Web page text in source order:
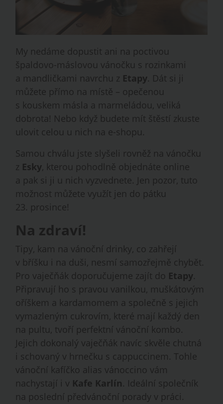
My nedáme dopustit ani na poctivou
špaldovo-máslovou vánočku s rozinkami
a mandličkami navrchu z Etapy. Dát si ji
můžete přímo na místě – opečenou
s kouskem másla a marmeládou, veliká
dobrota! Nebo když budete mít štěstí zkuste
ulovit celou u nich na e-shopu.
Samou chválu jste slyšeli rovněž na vánočku
z Esky, kterou pohodlně objednáte online
a pak si ji u nich vyzvednete. Jen pozor, tuto
možnost můžete využít jen do pátku
23. prosince!
Na zdraví!
Tipy, kam na vánoční drinky, co zahřejí
v bříšku i na duši, nesmí samozřejmě chybět.
Pro vaječňák doporučujeme zajít do Etapy.
Připravují ho s pravou vanilkou, muškátovým
oříškem a kardamomem a společně s jejich
vymazleným cukrovím, které mají každý den
na pultu, tvoří perfektní vánoční kombo.
Jejich dokonalý vaječňák navíc skvěle chutná
i schovaný v hrnečku s cappuccinem. Tohle
vánoční kafíčko alias vánoccino vám
nachystají i v Kafe Karlín. Ideální společník
na poslední předvánoční porady v práci.